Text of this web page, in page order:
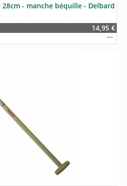
- manche béquille - Delbard
14,95 €